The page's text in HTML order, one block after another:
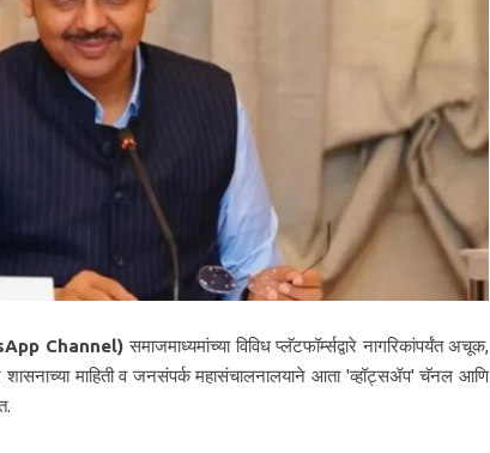
Channel)समाजमाध्यमांच्या विविध प्लॅटफॉर्म्सद्वारे नागरिकांपर्यंत अचूक,
शासनाच्या माहिती व जनसंपर्क महासंचालनालयाने आता 'व्हॉट्सॲप' चॅनल आणि